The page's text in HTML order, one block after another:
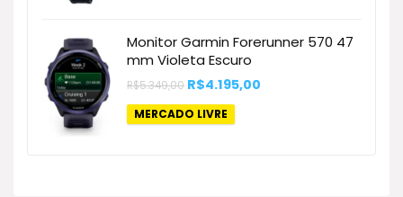
R$599,00.R$339,00.
Monitor Garmin Forerunner 570 47
mm Violeta Escuro
R$5.349,00 O
original
era:
R$4.195,00
MERCADO LIVRE